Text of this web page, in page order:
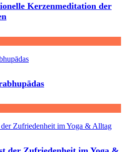
Kerzenmeditation der